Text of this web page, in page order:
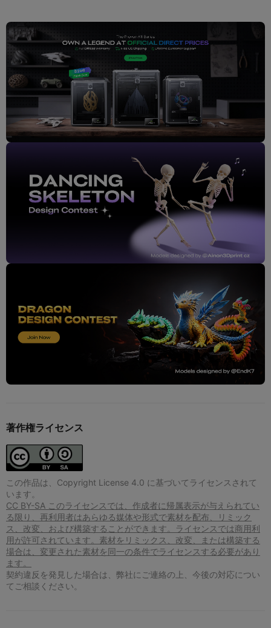
著作権ライセンス
この作品は、Copyright License 4.0 に基づいてライセンスされて
います。
CC BY-SA このライセンスでは、作成者に帰属表示が与えられてい
る限り、再利用者はあらゆる媒体や形式で素材を配布、リミック
ス、改変、および構築することができます。ライセンスでは商用利
用が許可されています。素材をリミックス、改変、または構築する
場合は、変更された素材を同一の条件でライセンスする必要があり
ます。
契約違反を発見した場合は、弊社にご連絡の上、今後の対応につい
てご相談ください。